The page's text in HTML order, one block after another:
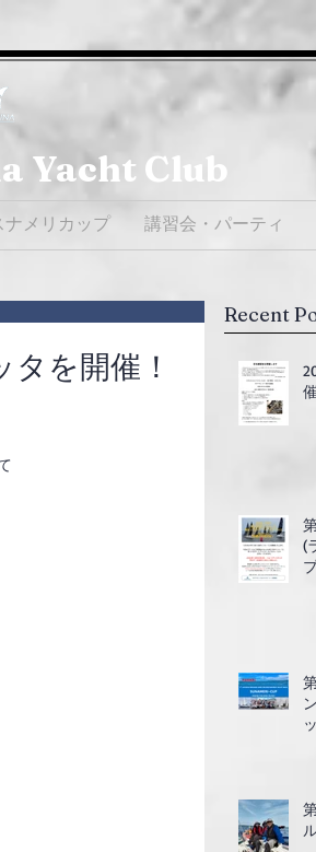
Yacht Club
ナメリカップ 講習会・パーティ
を開催！
Recent
(